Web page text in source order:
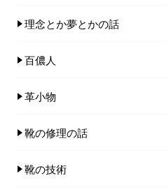
理念とか夢とかの話
百儂人
革小物
靴の修理の話
靴の技術